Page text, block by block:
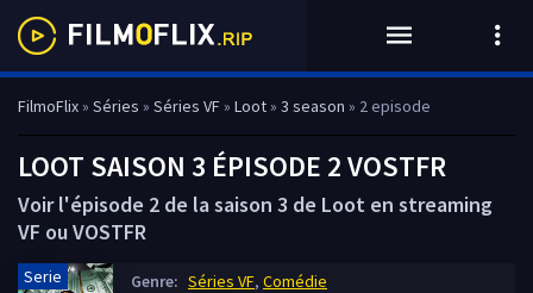
FilmoFlix» Séries » Séries VF » Loot» 3 season » 2 episode
LOOT SAISON 3 ÉPISODE 2 VOSTFR
Voir l'épisode 2 de la saison 3 de Loot en streaming
VF ou VOSTFR
Serie Genre: Séries VF, Comédie